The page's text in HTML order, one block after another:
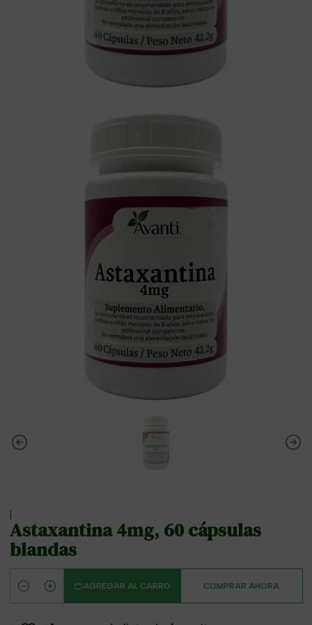
|
Astaxantina 4mg, 60 cápsulas
blandas
Cantidad
AGREGAR AL CARRO COMPRAR AHORA